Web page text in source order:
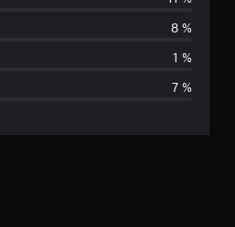
k
a
v
8 %
1 %
7 %